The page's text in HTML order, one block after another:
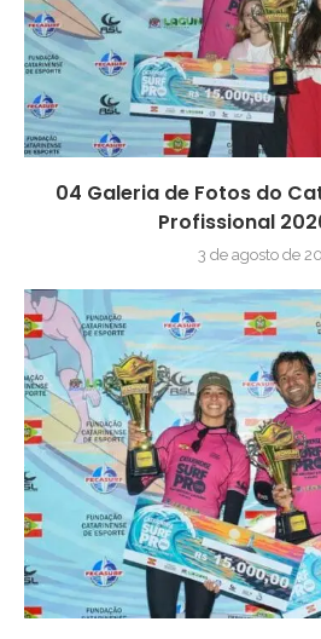
04 Galeria de Fotos do
Profissional
3 de agosto de